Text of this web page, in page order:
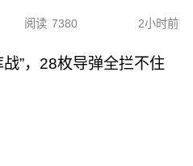
阅读 7380 2小时前
”，28枚导弹全拦不住